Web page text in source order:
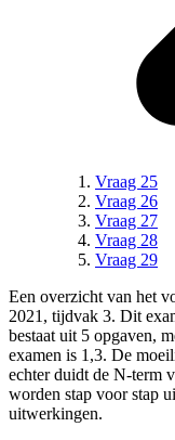
Vraag 25
Vraag 26
Vraag 27
Vraag 28
Vraag 29
Een overzicht van het
2021, tijdvak 3. Dit
bestaat uit 5 opgaven,
examen is 1,3. De
echter duidt de N-term
worden stap voor stap
uitwerkingen.